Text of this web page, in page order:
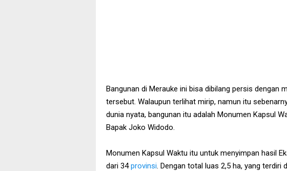
Bangunan di Merauke ini bisa dibilang persis dengan
tersebut. Walaupun terlihat mirip, namun itu
dunia nyata, bangunan itu adalah Monumen Kapsul
Bapak Joko Widodo.
Monumen Kapsul Waktu itu untuk menyimpan hasil
dari 34provinsi. Dengan total luas 2,5 ha, yang terdiri